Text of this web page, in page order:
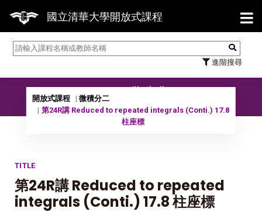
國立清華大學開放式課程
進階搜尋
【
09902 微積分二
開放式課程
微積分二
第24R講 Reduced to repeated integrals (Conti.) 17.8
柱座標
TITLE
第24R講 Reduced to repeated
integrals (Conti.) 17.8 柱座標